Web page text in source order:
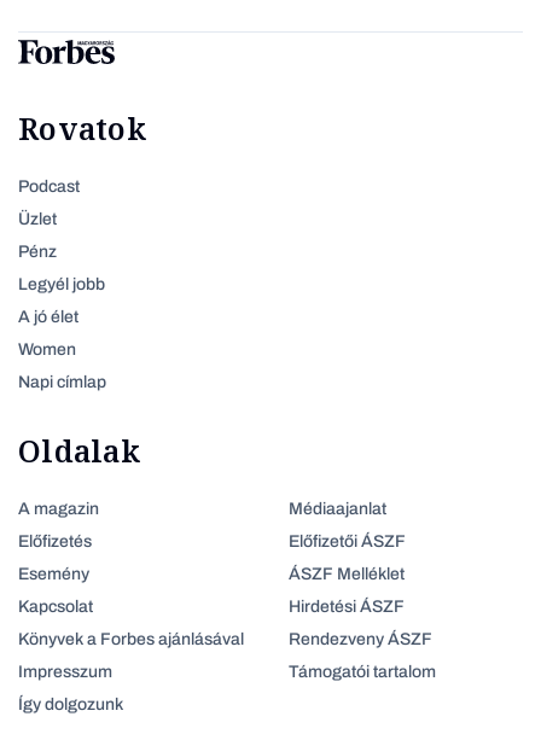
Rovatok
Podcast
Üzlet
Pénz
Legyél jobb
A jó élet
Women
Napi címlap
Oldalak
A magazin
Előfizetés
Esemény
Kapcsolat
Könyvek a Forbes ajánlásával
Impresszum
Így dolgozunk
Médiaajanlat
Előfizetői ÁSZF
ÁSZF Melléklet
Hirdetési ÁSZF
Rendezveny ÁSZF
Támogatói tartalom